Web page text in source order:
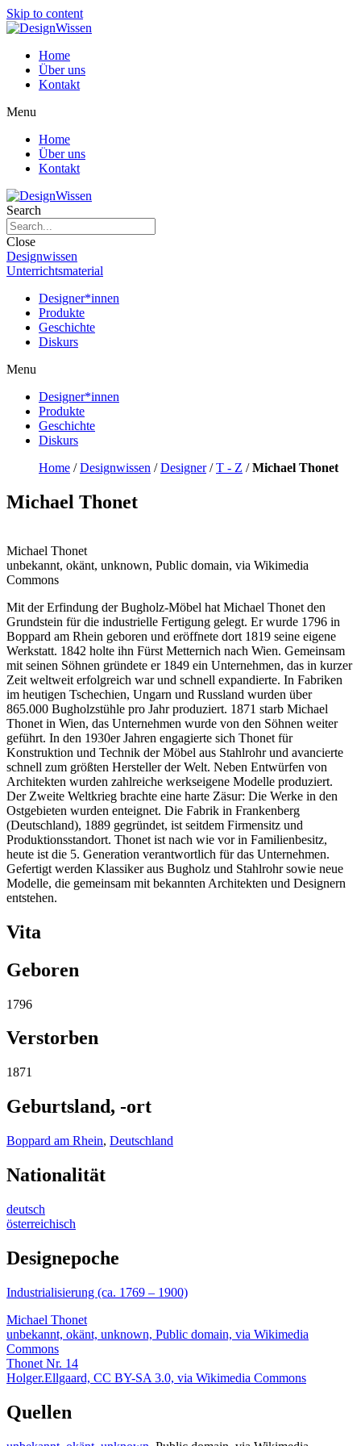
Skip to content
Home
Über uns
Kontakt
Menu
Home
Über uns
Kontakt
Search
Close
Designwissen
Unterrichtsmaterial
Designer*innen
Produkte
Geschichte
Diskurs
Menu
Designer*innen
Produkte
Geschichte
Diskurs
Home /Designwissen /Designer/T - Z /Michael Thonet
Michael Thonet
Michael Thonet
unbekannt, okänt, unknown, Public domain, via Wikimedia
Commons
Mit der Erfindung der Bugholz-Möbel hat Michael Thonet den
Grundstein für die industrielle Fertigung gelegt. Er wurde 1796 in
Boppard am Rhein geboren und eröffnete dort 1819 seine eigene
Werkstatt. 1842 holte ihn Fürst Metternich nach Wien. Gemeinsam
mit seinen Söhnen gründete er 1849 ein Unternehmen, das in kurzer
Zeit weltweit erfolgreich war und schnell expandierte. In Fabriken
im heutigen Tschechien, Ungarn und Russland wurden über
865.000 Bugholzstühle pro Jahr produziert. 1871 starb Michael
Thonet in Wien, das Unternehmen wurde von den Söhnen weiter
geführt. In den 1930er Jahren engagierte sich Thonet für
Konstruktion und Technik der Möbel aus Stahlrohr und avancierte
schnell zum größten Hersteller der Welt. Neben Entwürfen von
Architekten wurden zahlreiche werkseigene Modelle produziert.
Der Zweite Weltkrieg brachte eine harte Zäsur: Die Werke in den
Ostgebieten wurden enteignet. Die Fabrik in Frankenberg
(Deutschland), 1889 gegründet, ist seitdem Firmensitz und
Produktionsstandort. Thonet ist nach wie vor in Familienbesitz,
heute ist die 5. Generation verantwortlich für das Unternehmen.
Gefertigt werden Klassiker aus Bugholz und Stahlrohr sowie neue
Modelle, die gemeinsam mit bekannten Architekten und Designern
entstehen.
Vita
Geboren
1796
Verstorben
1871
Geburtsland, -ort
Boppard am Rhein, Deutschland
Nationalität
deutsch
österreichisch
Designepoche
Industrialisierung (ca. 1769 – 1900)
Michael Thonet
unbekannt, okänt, unknown, Public domain, via Wikimedia
Commons
Thonet Nr. 14
Holger.Ellgaard, CC BY-SA 3.0, via Wikimedia Commons
Quellen